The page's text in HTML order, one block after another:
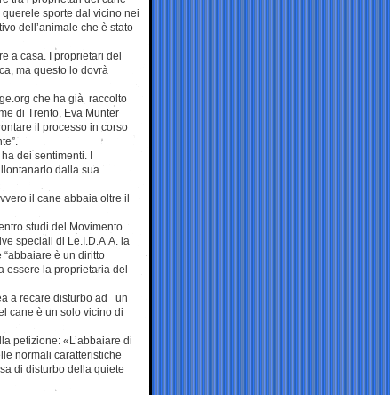
sporte dal vicino nei
dell’animale che è stato
a casa. I proprietari del
ma questo lo dovrà
che ha già raccolto
di Trento, Eva Munter
il processo in corso
dei sentimenti. I
dalla sua
il cane abbaia oltre il
studi del Movimento
speciali di Le.I.D.A.A. la
è un diritto
essere la proprietaria del
a recare disturbo ad un
cane è un solo vicino di
petizione: «L’abbaiare di
normali caratteristiche
di disturbo della quiete